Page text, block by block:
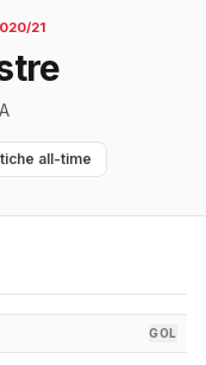
21
all-time
GOL